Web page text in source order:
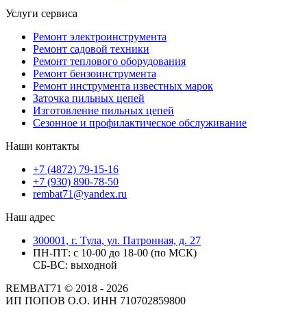
Услуги сервиса
Ремонт электроинструмента
Ремонт садовой техники
Ремонт теплового оборудования
Ремонт бензоинструмента
Ремонт инструмента известных марок
Заточка пильных цепей
Изготовление пильных цепей
Сезонное и профилактическое обслуживание
Наши контакты
+7 (4872) 79-15-16
+7 (930) 890-78-50
rembat71@yandex.ru
Наш адрес
300001, г. Тула, ул. Патронная, д. 27
ПН-ПТ: с 10-00 до 18-00 (по МСК)
СБ-ВС: выходной
REMBAT71 © 2018 - 2026
ИП ПОПОВ О.О. ИНН 710702859800